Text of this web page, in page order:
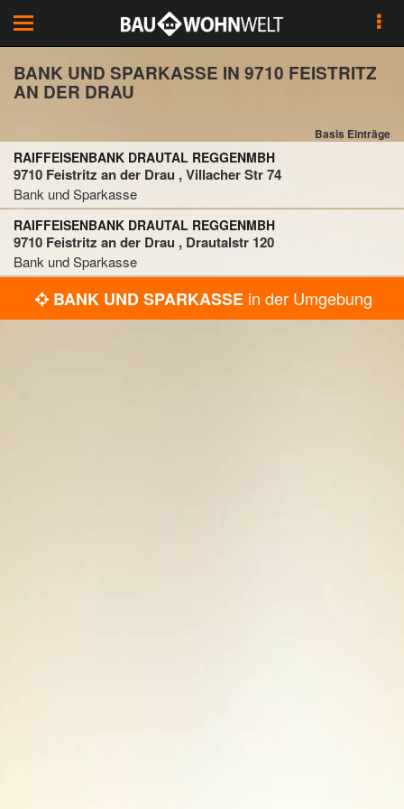
Toggle
navigation
BANK UND SPARKASSE IN 9710 FEISTRITZ
AN DER DRAU
Basis Einträge
RAIFFEISENBANK DRAUTAL REGGENMBH
9710 Feistritz an der Drau , Villacher Str 74
Bank und Sparkasse
RAIFFEISENBANK DRAUTAL REGGENMBH
9710 Feistritz an der Drau , Drautalstr 120
Bank und Sparkasse
BANK UND SPARKASSE in der Umgebung